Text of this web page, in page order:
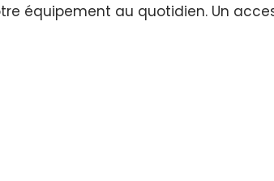
équipement au quotidien. Un